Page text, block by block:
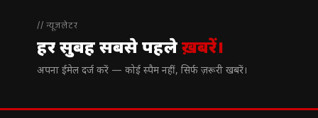
// न्यूज़लेटर
हर सुबह सबसे पहलेख़बरें।
अपना ईमेल दर्ज करें — कोई स्पैम नहीं, सिर्फ ज़रूरी खबरें।